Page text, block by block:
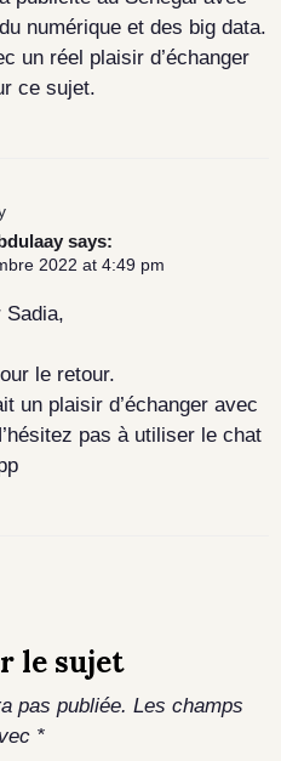
numérique et des big data.
un réel plaisir d’échanger
ce sujet.
says:
2022 at 4:49 pm
Sadia,
le retour.
un plaisir d’échanger avec
pas à utiliser le chat
le sujet
pas publiée. Les champs
*